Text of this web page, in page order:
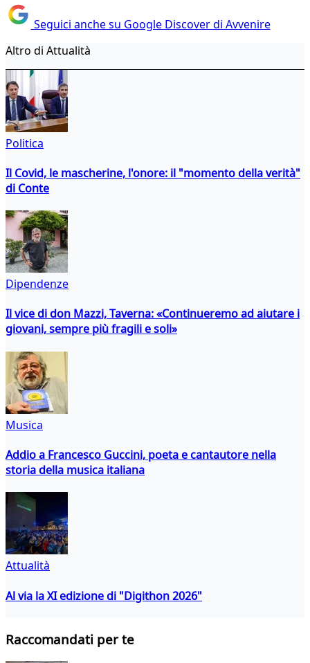
Seguici anche su Google Discover di Avvenire
Altro di Attualità
Politica
Il Covid, le mascherine, l'onore: il "momento della verità"
di Conte
Dipendenze
Il vice di don Mazzi, Taverna: «Continueremo ad aiutare i
giovani, sempre più fragili e soli»
Musica
Addio a Francesco Guccini, poeta e cantautore nella
storia della musica italiana
Attualità
Al via la XI edizione di "Digithon 2026"
Raccomandati per te